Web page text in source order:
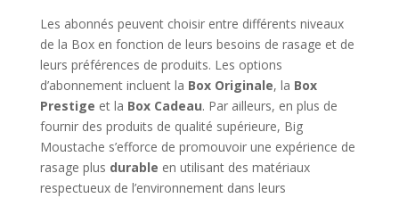
Les abonnés peuvent choisir entre différents niveaux
de la Box en fonction de leurs besoins de rasage et de
leurs préférences de produits. Les options
d’abonnement incluent la Box Originale, la Box
Prestige et la Box Cadeau. Par ailleurs, en plus de
fournir des produits de qualité supérieure, Big
Moustache s’efforce de promouvoir une expérience de
rasage plus durable en utilisant des matériaux
respectueux de l’environnement dans leurs